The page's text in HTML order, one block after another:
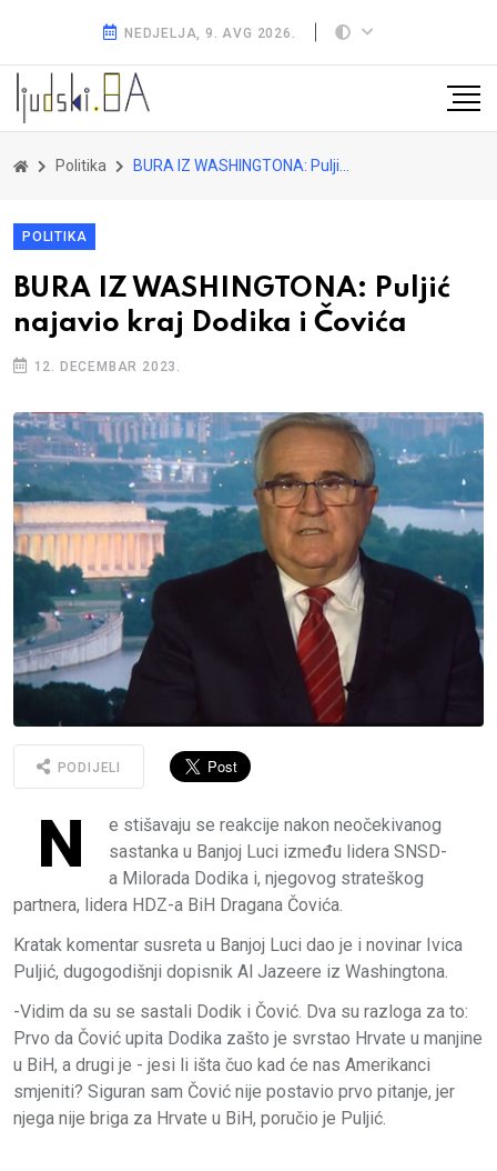
NEDJELJA, 9. AVG 2026.
Politika BURA IZ WASHINGTONA: Puljić najavio kraj Dodika i Čovića
POLITIKA
BURA IZ WASHINGTONA: Puljić
najavio kraj Dodika i Čovića
12. DECEMBAR 2023.
PODIJELI
N
e stišavaju se reakcije nakon neočekivanog
sastanka u Banjoj Luci između lidera SNSD-
a Milorada Dodika i, njegovog strateškog
partnera, lidera HDZ-a BiH Dragana Čovića.
Kratak komentar susreta u Banjoj Luci dao je i novinar Ivica
Puljić, dugogodišnji dopisnik Al Jazeere iz Washingtona.
-Vidim da su se sastali Dodik i Čović. Dva su razloga za to:
Prvo da Čović upita Dodika zašto je svrstao Hrvate u manjine
u BiH, a drugi je - jesi li išta čuo kad će nas Amerikanci
smjeniti? Siguran sam Čović nije postavio prvo pitanje, jer
njega nije briga za Hrvate u BiH, poručio je Puljić.